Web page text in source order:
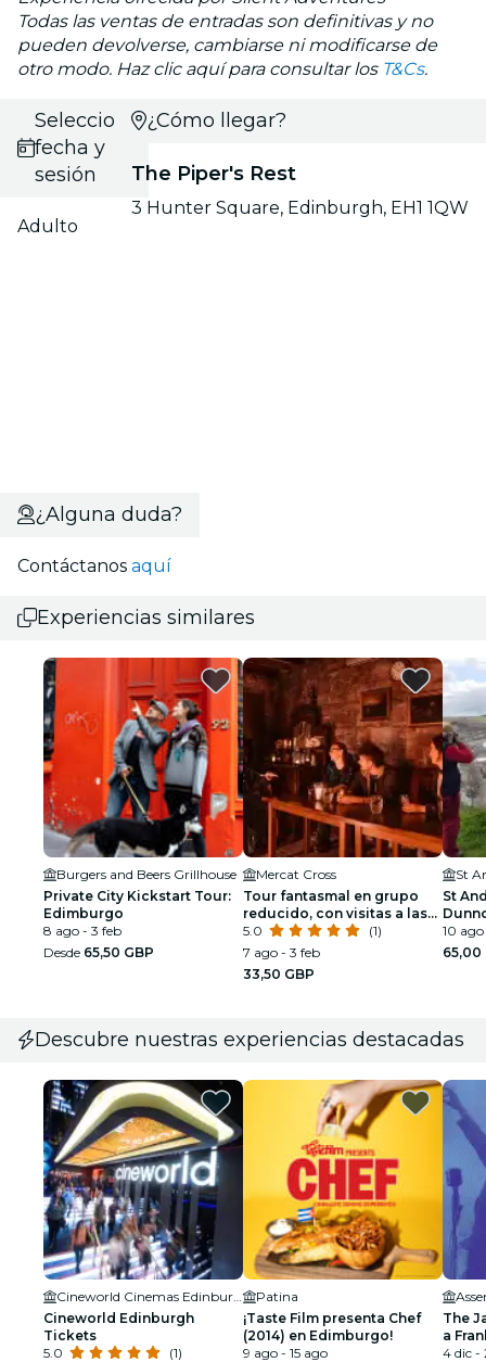
Todas las ventas de entradas son definitivas y no
pueden devolverse, cambiarse ni modificarse de
otro modo. Haz clic aquí para consultar los T&Cs.
Selecciona
fecha y
sesión
Adulto
¿Cómo llegar?
The Piper's Rest
3 Hunter Square, Edinburgh, EH1 1QW
¿Alguna duda?
Contáctanos aquí
Experiencias similares
Burgers and Beers Grillhouse
Private City Kickstart Tour:
Edimburgo
8 ago - 3 feb
Desde 65,50 GBP
Mercat Cross
Tour fantasmal en grupo
reducido, con visitas a las
bodegas subterráneas y
bebida gratis en Megget's
Cellar.
5.0
(1)
7 ago - 3 feb
33,50 GBP
St
St
10
65,00
Descubre nuestras experiencias destacadas
Cineworld Edinburgh
Tickets
5.0
(1)
Patina
¡Taste Film presenta Chef
(2014) en Edimburgo!
9 ago - 15 ago
The
a
4 dic -